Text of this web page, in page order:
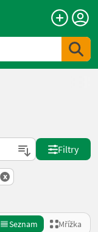
Filtry
x
Seznam Mřížka